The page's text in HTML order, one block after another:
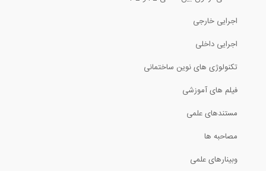
اجرایی خارجی
اجرایی داخلی
تکنولوژی های نوین ساختمانی
فیلم های آموزشی
مستندهای علمی
مصاحبه ها
وبینارهای علمی